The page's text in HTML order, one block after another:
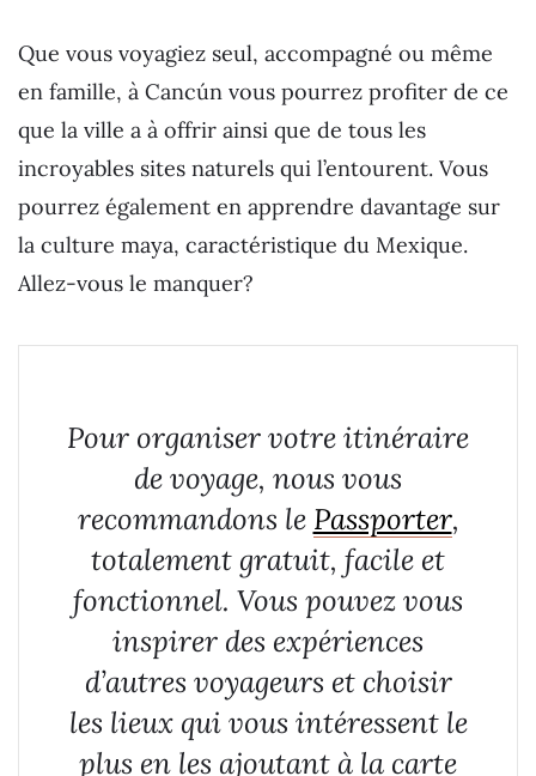
Que vous voyagiez seul, accompagné ou même
en famille, à Cancún vous pourrez profiter de ce
que la ville a à offrir ainsi que de tous les
incroyables sites naturels qui l’entourent. Vous
pourrez également en apprendre davantage sur
la culture maya, caractéristique du Mexique.
Allez-vous le manquer?
Pour organiser votre itinéraire
de voyage, nous vous
recommandons le Passporter,
totalement gratuit, facile et
fonctionnel. Vous pouvez vous
inspirer des expériences
d’autres voyageurs et choisir
les lieux qui vous intéressent le
plus en les ajoutant à la carte